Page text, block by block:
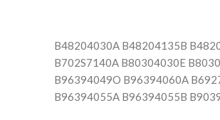
B48204030A B48204135B
B702S7140A B80304030E
B96394049O B96394060A
B96394055A B96394055B